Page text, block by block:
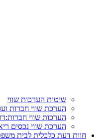
שיטות הערכות שווי
הערכת שווי חברות
הערכות שווי
הערכת שווי נכסים
חוות דעת כלכלית לבית